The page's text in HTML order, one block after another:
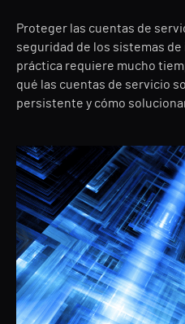
Proteger las cuentas de
seguridad de los sistemas
práctica requiere mucho
qué las cuentas de servicio
persistente y cómo